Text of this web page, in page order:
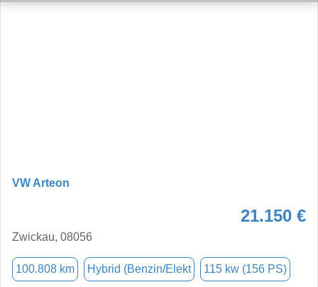
VW Arteon
21.150 €
Zwickau, 08056
100.808 km Hybrid (Benzin/Elekt 115 kw (156 PS)